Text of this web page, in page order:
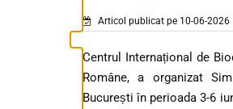
Articol publicat pe 10-06-2026
Centrul Internațional de
Române, a organizat
București în perioada 3-6